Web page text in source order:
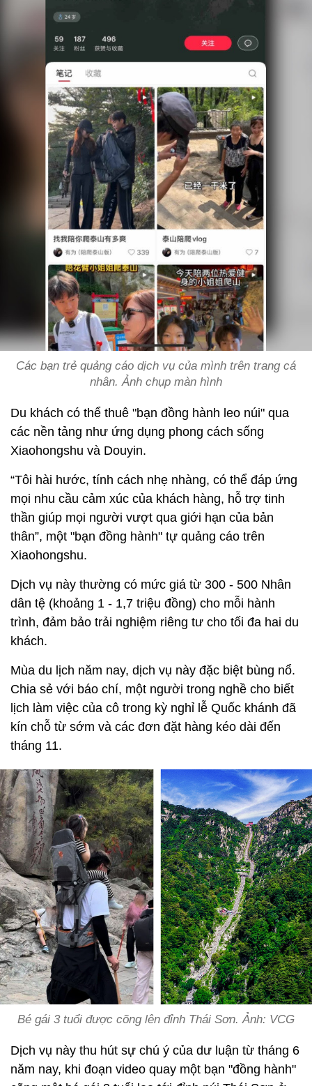
Các bạn trẻ quảng cáo dịch vụ của mình trên trang cá
nhân. Ảnh chụp màn hình
Du khách có thể thuê "bạn đồng hành leo núi" qua
các nền tảng như ứng dụng phong cách sống
Xiaohongshu và Douyin.
“Tôi hài hước, tính cách nhẹ nhàng, có thể đáp ứng
mọi nhu cầu cảm xúc của khách hàng, hỗ trợ tinh
thần giúp mọi người vượt qua giới hạn của bản
thân”, một "bạn đồng hành" tự quảng cáo trên
Xiaohongshu.
Dịch vụ này thường có mức giá từ 300 - 500 Nhân
dân tệ (khoảng 1 - 1,7 triệu đồng) cho mỗi hành
trình, đảm bảo trải nghiệm riêng tư cho tối đa hai du
khách.
Mùa du lịch năm nay, dịch vụ này đặc biệt bùng nổ.
Chia sẻ với báo chí, một người trong nghề cho biết
lịch làm việc của cô trong kỳ nghỉ lễ Quốc khánh đã
kín chỗ từ sớm và các đơn đặt hàng kéo dài đến
tháng 11.
Bé gái 3 tuổi được cõng lên đỉnh Thái Sơn. Ảnh: VCG
Dịch vụ này thu hút sự chú ý của dư luận từ tháng 6
năm nay, khi đoạn video quay một bạn "đồng hành"